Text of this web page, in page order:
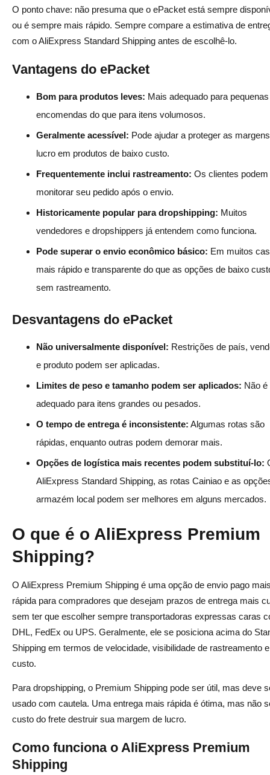
O ponto chave: não presuma que o ePacket está sempre
ou é sempre mais rápido. Sempre compare a estimativa de
com o AliExpress Standard Shipping antes de escolhê-lo.
Vantagens do ePacket
Bom para produtos leves: Mais adequado para pequenas
encomendas do que para itens volumosos.
Geralmente acessível: Pode ajudar a proteger as
lucro em produtos de baixo custo.
Frequentemente inclui rastreamento: Os clientes podem
monitorar seu pedido após o envio.
Historicamente popular para dropshipping: Muitos
vendedores e dropshippers já entendem como funciona.
Pode superar o envio econômico básico: Em muitos
mais rápido e transparente do que as opções de baixo
sem rastreamento.
Desvantagens do ePacket
Não universalmente disponível: Restrições de país,
e produto podem ser aplicadas.
Limites de peso e tamanho podem ser aplicados: Não é
adequado para itens grandes ou pesados.
O tempo de entrega é inconsistente: Algumas rotas são
rápidas, enquanto outras podem demorar mais.
Opções de logística mais recentes podem substituí-lo:
AliExpress Standard Shipping, as rotas Cainiao e as
armazém local podem ser melhores em alguns mercados.
O que é o AliExpress Premium
Shipping?
O AliExpress Premium Shipping é uma opção de envio pago
rápida para compradores que desejam prazos de entrega mais
sem ter que escolher sempre transportadoras expressas caras
DHL, FedEx ou UPS. Geralmente, ele se posiciona acima do
Shipping em termos de velocidade, visibilidade de rastreamento e
custo.
Para dropshipping, o Premium Shipping pode ser útil, mas deve
usado com cautela. Uma entrega mais rápida é ótima, mas não
custo do frete destruir sua margem de lucro.
Como funciona o AliExpress Premium
Shipping